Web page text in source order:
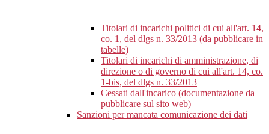
Titolari di incarichi politici di cui all'art. 14,
co. 1, del dlgs n. 33/2013 (da pubblicare in
tabelle)
Titolari di incarichi di amministrazione, di
direzione o di governo di cui all'art. 14, co.
1-bis, del dlgs n. 33/2013
Cessati dall'incarico (documentazione da
pubblicare sul sito web)
Sanzioni per mancata comunicazione dei dati